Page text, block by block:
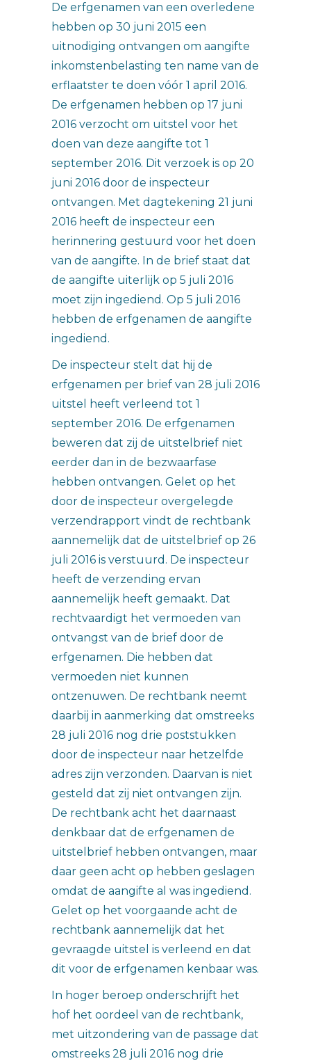
De erfgenamen van een overledene
hebben op 30 juni 2015 een
uitnodiging ontvangen om aangifte
inkomstenbelasting ten name van de
erflaatster te doen vóór 1 april 2016.
De erfgenamen hebben op 17 juni
2016 verzocht om uitstel voor het
doen van deze aangifte tot 1
september 2016. Dit verzoek is op 20
juni 2016 door de inspecteur
ontvangen. Met dagtekening 21 juni
2016 heeft de inspecteur een
herinnering gestuurd voor het doen
van de aangifte. In de brief staat dat
de aangifte uiterlijk op 5 juli 2016
moet zijn ingediend. Op 5 juli 2016
hebben de erfgenamen de aangifte
ingediend.
De inspecteur stelt dat hij de
erfgenamen per brief van 28 juli 2016
uitstel heeft verleend tot 1
september 2016. De erfgenamen
beweren dat zij de uitstelbrief niet
eerder dan in de bezwaarfase
hebben ontvangen. Gelet op het
door de inspecteur overgelegde
verzendrapport vindt de rechtbank
aannemelijk dat de uitstelbrief op 26
juli 2016 is verstuurd. De inspecteur
heeft de verzending ervan
aannemelijk heeft gemaakt. Dat
rechtvaardigt het vermoeden van
ontvangst van de brief door de
erfgenamen. Die hebben dat
vermoeden niet kunnen
ontzenuwen. De rechtbank neemt
daarbij in aanmerking dat omstreeks
28 juli 2016 nog drie poststukken
door de inspecteur naar hetzelfde
adres zijn verzonden. Daarvan is niet
gesteld dat zij niet ontvangen zijn.
De rechtbank acht het daarnaast
denkbaar dat de erfgenamen de
uitstelbrief hebben ontvangen, maar
daar geen acht op hebben geslagen
omdat de aangifte al was ingediend.
Gelet op het voorgaande acht de
rechtbank aannemelijk dat het
gevraagde uitstel is verleend en dat
dit voor de erfgenamen kenbaar was.
In hoger beroep onderschrijft het
hof het oordeel van de rechtbank,
met uitzondering van de passage dat
omstreeks 28 juli 2016 nog drie